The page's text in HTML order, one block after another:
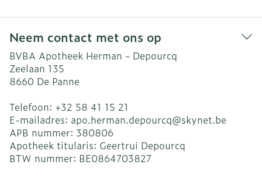
Neem contact met ons op
BVBA Apotheek Herman - Depourcq
Zeelaan 135
8660 De Panne
Telefoon: +32 58 41 15 21
E-mailadres: apo.herman.depourcq@skynet.be
APB nummer: 380806
Apotheek titularis: Geertrui Depourcq
BTW nummer: BE0864703827